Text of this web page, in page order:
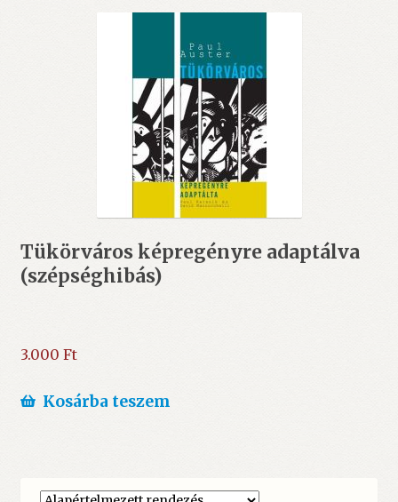
Tükörváros képregényre adaptálva
(szépséghibás)
3.000 Ft
Kosárba teszem